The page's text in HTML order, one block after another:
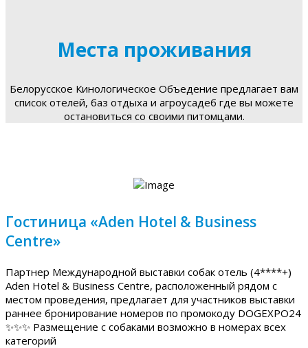
Места проживания
Белорусское Кинологическое Объедение предлагает вам
список отелей, баз отдыха и агроусадеб где вы можете
остановиться со своими питомцами.
Гостиница «Aden Hotel & Business
Centre»
Партнер Международной выставки собак отель (4****+)
Aden Hotel & Business Centre, расположенный рядом с
местом проведения, предлагает для участников выставки
раннее бронирование номеров по промокоду DOGEXPO24
✨✨✨ Размещение с собаками возможно в номерах всех
категорий